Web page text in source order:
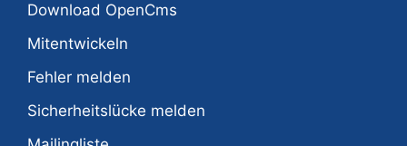
Download OpenCms
Mitentwickeln
Fehler melden
Sicherheitslücke melden